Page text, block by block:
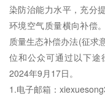
染防治能力水平，充分
环境空气质量横向补偿
质量生态补偿办法(征求
位和公众可通过以下途
2024年9月17日。
1.电子邮箱：